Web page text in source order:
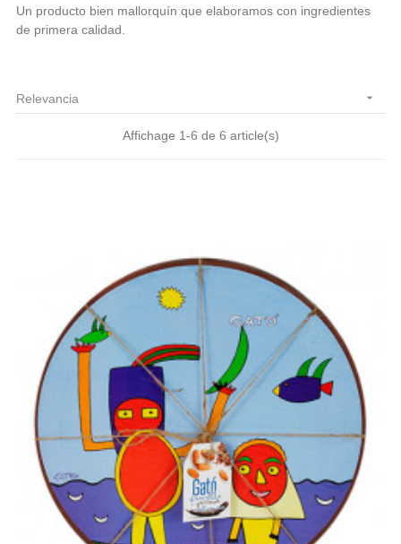
Un producto bien mallorquín que elaboramos con ingredientes
de primera calidad.
Relevancia 
Affichage 1-6 de 6 article(s)